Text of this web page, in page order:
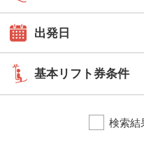
出発日
基本リフト券条件
検索結